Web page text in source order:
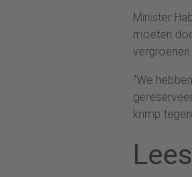
Minister
moeten
vergroenen
"We
krimp